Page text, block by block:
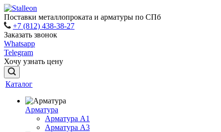
Поставки металлопроката и арматуры по СПб
+7 (812) 438-38-27
Заказать звонок
Whatsapp
Telegram
Хочу узнать цену
Каталог
Арматура
Арматура A1
Арматура А3